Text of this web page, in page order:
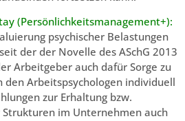
(Persönlichkeitsmanagement+):
psychischer Belastungen
der der Novelle des ASchG 2013
Arbeitgeber auch dafür Sorge zu
den Arbeitspsychologen individuell
zur Erhaltung bzw.
Strukturen im Unternehmen auch